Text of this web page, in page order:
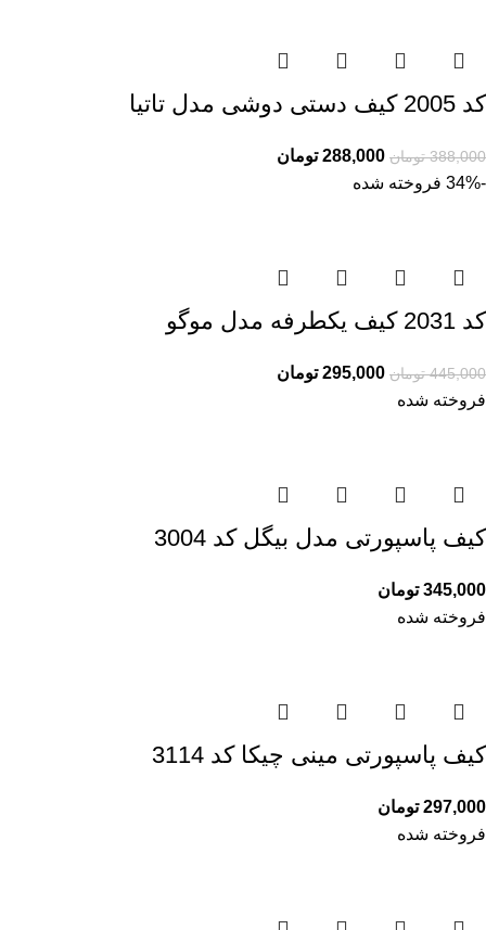
کد 2005 کیف دستی دوشی مدل تاتیا
388,000 تومان 288,000 تومان
-34% فروخته شده
کد 2031 کیف یکطرفه مدل موگو
445,000 تومان 295,000 تومان
فروخته شده
کیف پاسپورتی مدل بیگل کد 3004
345,000 تومان
فروخته شده
کیف پاسپورتی مینی چیکا کد 3114
297,000 تومان
فروخته شده